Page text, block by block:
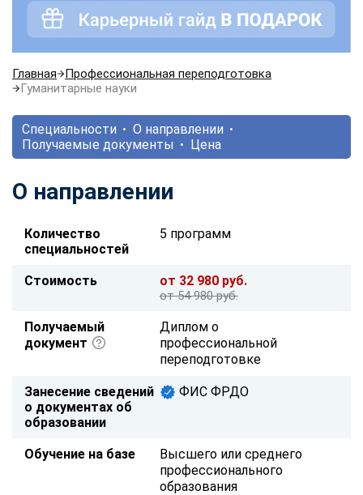
Главная
Профессиональная переподготовка
Гуманитарные науки
Специальности
О направлении
Получаемые документы
Цена
О направлении
Количество
специальностей
5 программ
Стоимость от 32 980 руб.
от 54 980 руб.
Получаемый
документ
Диплом о
профессиональной
переподготовке
Занесение сведений
о документах об
образовании
ФИС ФРДО
Обучение на базе
Высшего или среднего
профессионального
образования